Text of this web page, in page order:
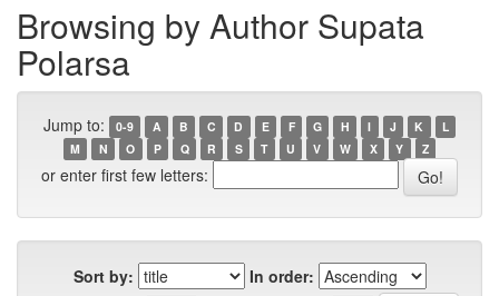
Browsing by Author Supata
Polarsa
Jump to: 0-9 A B C D E F G H I J K
L
M
N O P Q R S T U V W X Y Z
or enter first few letters:
Sort by:
In order: